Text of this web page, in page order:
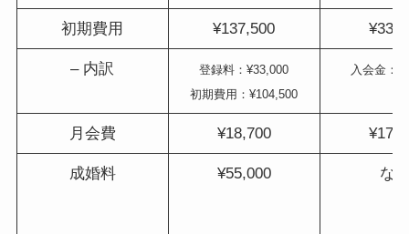
初期費用 ¥137,500
– 内訳
登録料：¥33,000
初期費用：¥104,500
入会金：
月会費 ¥18,700
成婚料 ¥55,000 な